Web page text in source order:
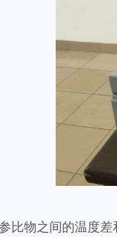
比物之间的温度